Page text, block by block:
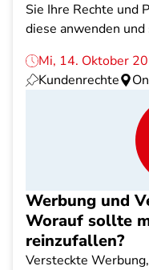
Sie Ihre Rechte und
diese anwenden
Mi, 14. Oktober
Kundenrechte
Werbung und
Worauf sollte
reinzufallen?
Versteckte